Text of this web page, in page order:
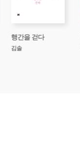
행간을 걷다
김솔